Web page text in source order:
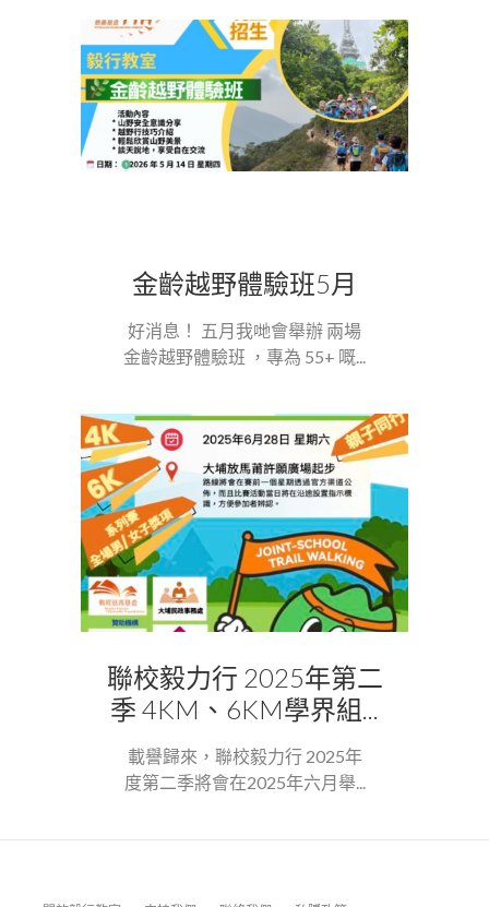
金齡越野體驗班5月
好消息！ 五月我哋會舉辦 兩場
金齡越野體驗班 ，專為 55+ 嘅...
聯校毅力行 2025年第二
季 4KM、6KM學界組...
載譽歸來，聯校毅力行 2025年
度第二季將會在2025年六月舉...